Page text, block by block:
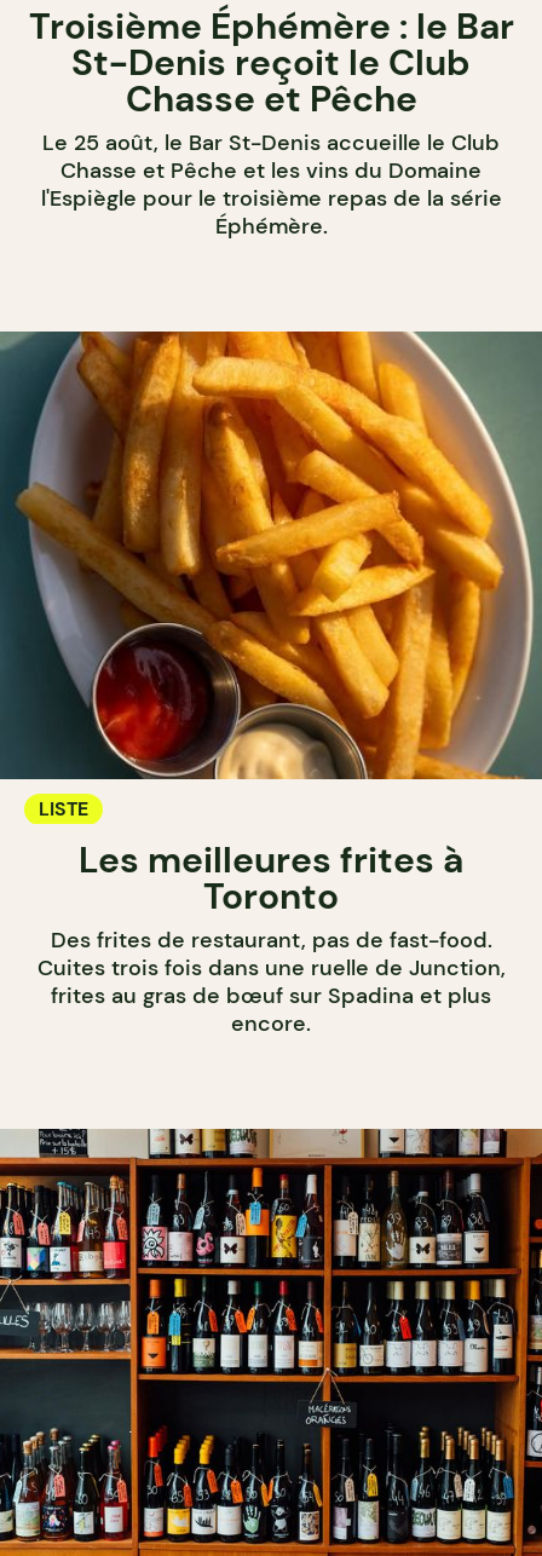
Troisième Éphémère : le Bar
St-Denis reçoit le Club
Chasse et Pêche
Le 25 août, le Bar St-Denis accueille le Club
Chasse et Pêche et les vins du Domaine
l'Espiègle pour le troisième repas de la série
Éphémère.
LISTE
Les meilleures frites à
Toronto
Des frites de restaurant, pas de fast-food.
Cuites trois fois dans une ruelle de Junction,
frites au gras de bœuf sur Spadina et plus
encore.